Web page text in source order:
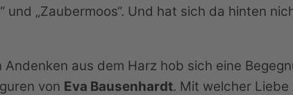
und „Zaubermoos“. Und hat sich da hinten
aus dem Harz hob sich eine
von Eva Bausenhardt. Mit welcher